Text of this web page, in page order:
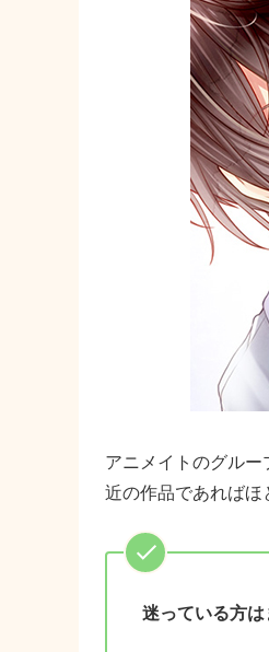
アニメイトのグル
近の作品であればほ
迷っている方